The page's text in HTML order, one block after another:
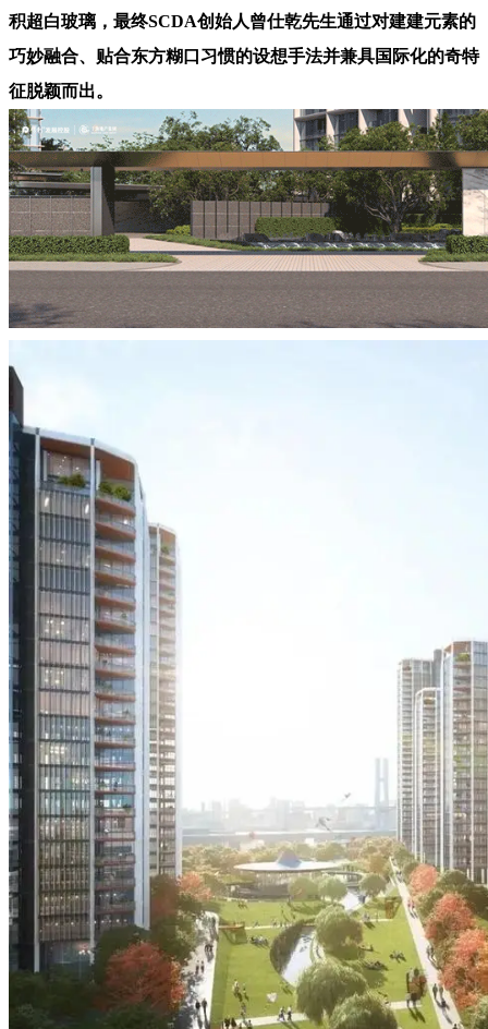
积超白玻璃，最终SCDA创始人曾仕乾先生通过对建建元素的
巧妙融合、贴合东方糊口习惯的设想手法并兼具国际化的奇特
征脱颖而出。